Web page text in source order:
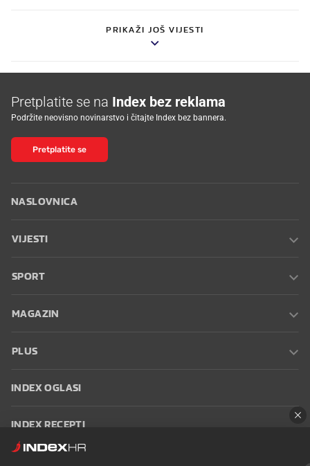
PRIKAŽI JOŠ VIJESTI
Pretplatite se na Index bez reklama
Podržite neovisno novinarstvo i čitajte Index bez bannera.
Pretplatite se
NASLOVNICA
VIJESTI
SPORT
MAGAZIN
PLUS
INDEX OGLASI
INDEX RECEPTI